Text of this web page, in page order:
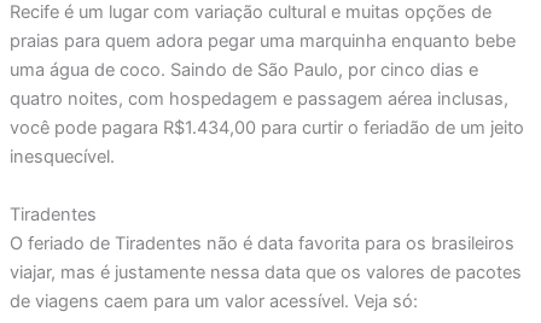
Recife é um lugar com variação cultural e muitas opções de
praias para quem adora pegar uma marquinha enquanto bebe
uma água de coco. Saindo de São Paulo, por cinco dias e
quatro noites, com hospedagem e passagem aérea inclusas,
você pode pagara R$1.434,00 para curtir o feriadão de um jeito
inesquecível.
Tiradentes
O feriado de Tiradentes não é data favorita para os brasileiros
viajar, mas é justamente nessa data que os valores de pacotes
de viagens caem para um valor acessível. Veja só: